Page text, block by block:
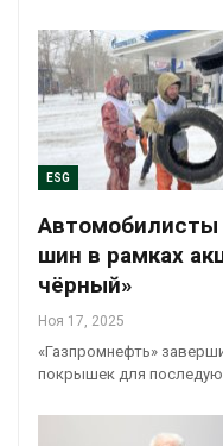
ESG
Автомобилисты
шин в рамках
чёрный»
Ноя 17, 2025
«Газпромнефть»
покрышек для